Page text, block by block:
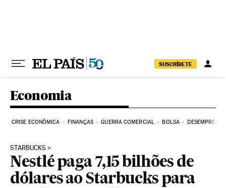
SUSCRÍBETE
Economia
CRISE ECONÔMICA FINANÇAS GUERRA COMERCIAL BOLSA DESEMPREGO
STARBUCKS
Nestlé paga 7,15 bilhões de
dólares ao Starbucks para